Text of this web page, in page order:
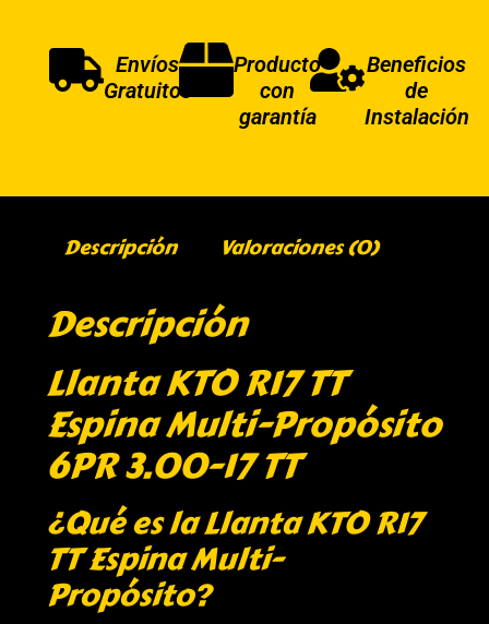
Envíos
Gratuitos
Producto
con
garantía
Beneficios
de
Instalación
Descripción Valoraciones (0)
Descripción
Llanta KTO R17 TT
Espina Multi-Propósito
6PR 3.00-17 TT
¿Qué es la Llanta KTO R17
TT Espina Multi-
Propósito?